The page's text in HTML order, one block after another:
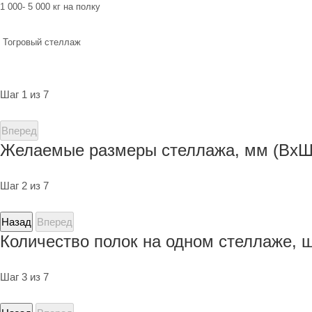
1 000- 5 000 кг на полку
Тогровый стеллаж
Шаг 1 из 7
Вперед
Желаемые размеры стеллажа, мм
Шаг 2 из 7
Назад Вперед
Количество полок на одном стеллаже,
Шаг 3 из 7